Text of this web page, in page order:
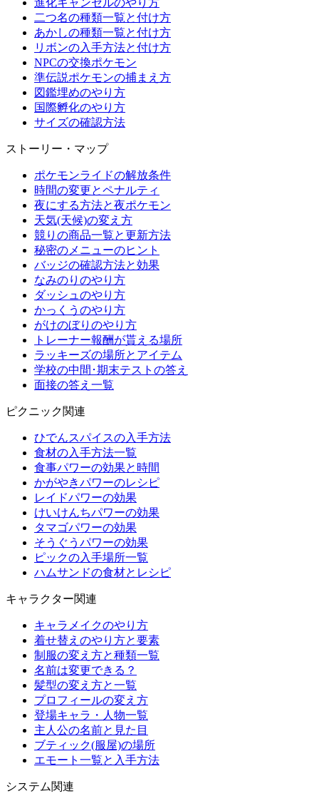
進化キャンセルのやり方
二つ名の種類一覧と付け方
あかしの種類一覧と付け方
リボンの入手方法と付け方
NPCの交換ポケモン
準伝説ポケモンの捕まえ方
図鑑埋めのやり方
国際孵化のやり方
サイズの確認方法
ストーリー・マップ
ポケモンライドの解放条件
時間の変更とペナルティ
夜にする方法と夜ポケモン
天気(天候)の変え方
競りの商品一覧と更新方法
秘密のメニューのヒント
バッジの確認方法と効果
なみのりのやり方
ダッシュのやり方
かっくうのやり方
がけのぼりのやり方
トレーナー報酬が貰える場所
ラッキーズの場所とアイテム
学校の中間･期末テストの答え
面接の答え一覧
ピクニック関連
ひでんスパイスの入手方法
食材の入手方法一覧
食事パワーの効果と時間
かがやきパワーのレシピ
レイドパワーの効果
けいけんちパワーの効果
タマゴパワーの効果
そうぐうパワーの効果
ピックの入手場所一覧
ハムサンドの食材とレシピ
キャラクター関連
キャラメイクのやり方
着せ替えのやり方と要素
制服の変え方と種類一覧
名前は変更できる？
髪型の変え方と一覧
プロフィールの変え方
登場キャラ・人物一覧
主人公の名前と見た目
ブティック(服屋)の場所
エモート一覧と入手方法
システム関連